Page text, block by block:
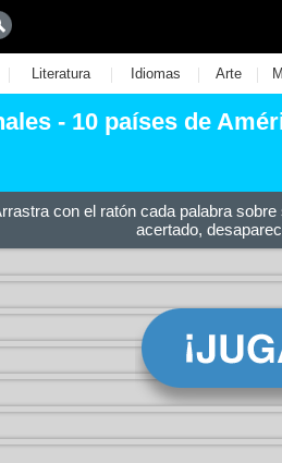
| Literatura | Idiomas | Arte |
- 10 países de
con el ratón cada palabra
acertado,